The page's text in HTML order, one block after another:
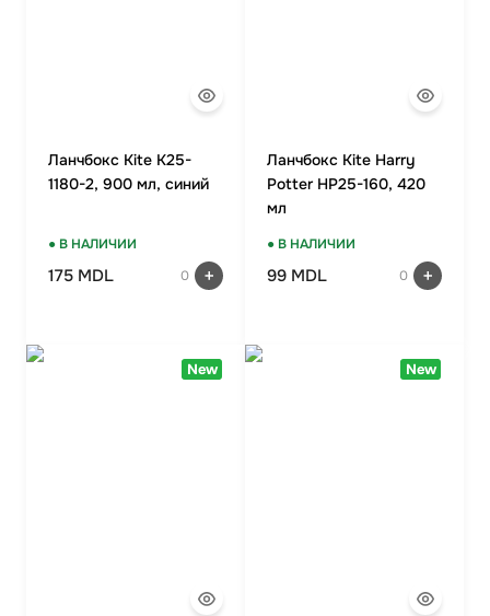
Ланчбокс Kite K25-
1180-2, 900 мл, синий
● В НАЛИЧИИ
175 MDL 0
Ланчбокс Kite Harry
Potter HP25-160, 420
мл
● В НАЛИЧИИ
99 MDL 0
New New